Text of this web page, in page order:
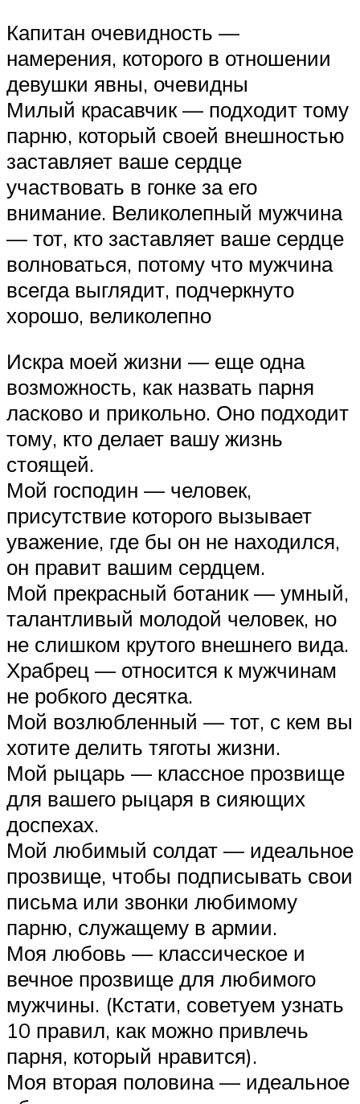
Капитан очевидность —
намерения, которого в отношении
девушки явны, очевидны
Милый красавчик — подходит тому
парню, который своей внешностью
заставляет ваше сердце
участвовать в гонке за его
внимание. Великолепный мужчина
— тот, кто заставляет ваше сердце
волноваться, потому что мужчина
всегда выглядит, подчеркнуто
хорошо, великолепно
Искра моей жизни — еще одна
возможность, как назвать парня
ласково и прикольно. Оно подходит
тому, кто делает вашу жизнь
стоящей.
Мой господин — человек,
присутствие которого вызывает
уважение, где бы он не находился,
он правит вашим сердцем.
Мой прекрасный ботаник — умный,
талантливый молодой человек, но
не слишком крутого внешнего вида.
Храбрец — относится к мужчинам
не робкого десятка.
Мой возлюбленный — тот, с кем вы
хотите делить тяготы жизни.
Мой рыцарь — классное прозвище
для вашего рыцаря в сияющих
доспехах.
Мой любимый солдат — идеальное
прозвище, чтобы подписывать свои
письма или звонки любимому
парню, служащему в армии.
Моя любовь — классическое и
вечное прозвище для любимого
мужчины. (Кстати, советуем узнать
10 правил, как можно привлечь
парня, который нравится).
Моя вторая половина — идеальное